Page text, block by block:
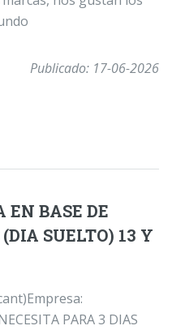
Publicado: 17-06-2026
EN BASE DE
SUELTO) 13 Y
PARA 3 DIAS